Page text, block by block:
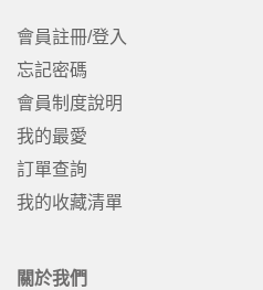
會員註冊/登入
忘記密碼
會員制度說明
我的最愛
訂單查詢
我的收藏清單
關於我們